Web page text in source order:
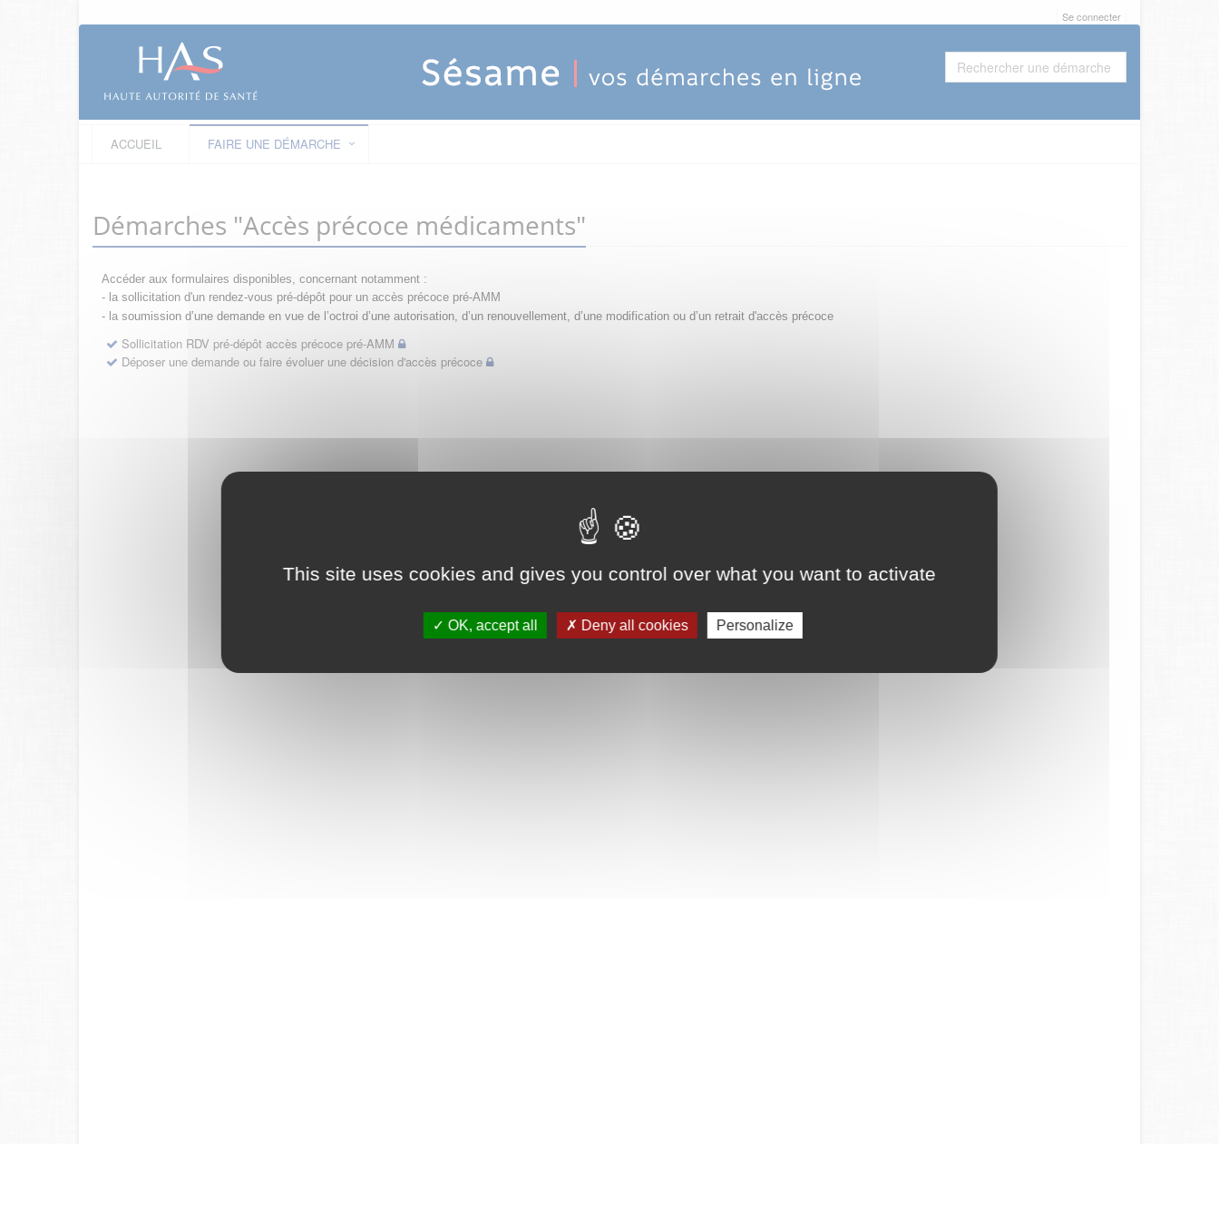
This site uses cookies and gives you control over what you want to activate
OK, accept all Deny all cookies Personalize
Se connecter
ACCUEIL FAIRE UNE DÉMARCHE
Démarches "Accès précoce médicaments"
Accéder aux formulaires disponibles, concernant notamment :
- la sollicitation d'un rendez-vous pré-dépôt pour un accès précoce pré-AMM
- la soumission d’une demande en vue de l’octroi d’une autorisation, d’un renouvellement, d’une modification ou d’un retrait d'accès précoce
Sollicitation RDV pré-dépôt accès précoce pré-AMM
Déposer une demande ou faire évoluer une décision d'accès précoce